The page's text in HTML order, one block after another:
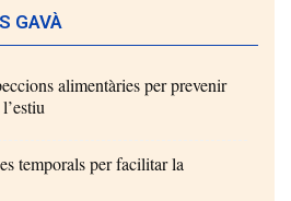
GAVÀ
alimentàries per prevenir
temporals per facilitar la